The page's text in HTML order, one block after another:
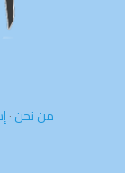
من نحن·